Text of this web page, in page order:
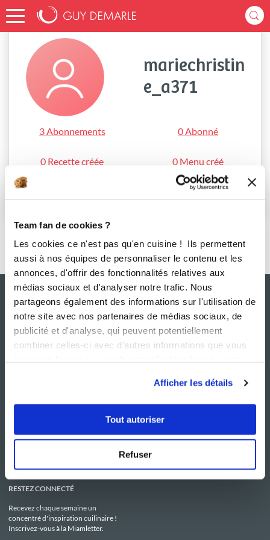
Team fan de cookies ?
Les cookies ce n'est pas qu'en cuisine ! Ils permettent
aussi à nos équipes de personnaliser le contenu et les
annonces, d'offrir des fonctionnalités relatives aux
médias sociaux et d'analyser notre trafic. Nous
partageons également des informations sur l'utilisation de
notre site avec nos partenaires de médias sociaux, de
publicité et d'analyse, qui peuvent potentiellement
combiner celles-ci avec d'autres informations que vous
Afficher les détails
Tout autoriser
Refuser
Accueil mariechristine_a371
mariechristin
e_a371
3 Abonnements 0 Abonné
0 Recette créée 0 Menu créé
Le Mag'
Boutique
C.G.U
Politique de confidentialité
Utilisation des Cookies
RESTEZ CONNECTÉ
Recevez chaque semaine un
concentré d'inspiration cuilinaire !
Inscrivez-vous à la Miamletter.